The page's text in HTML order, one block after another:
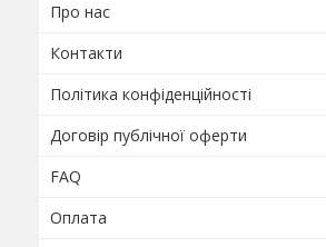
Про нас
Контакти
Політика конфіденційності
Договір публічної оферти
FAQ
Оплата